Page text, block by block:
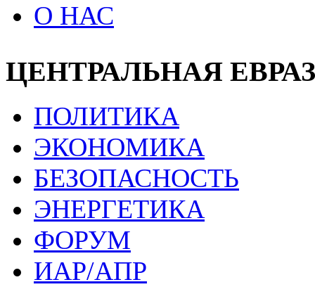
О НАС
ЦЕНТРАЛЬНАЯ
ПОЛИТИКА
ЭКОНОМИКА
БЕЗОПАСНОСТЬ
ЭНЕРГЕТИКА
ФОРУМ
ИАР/АПР